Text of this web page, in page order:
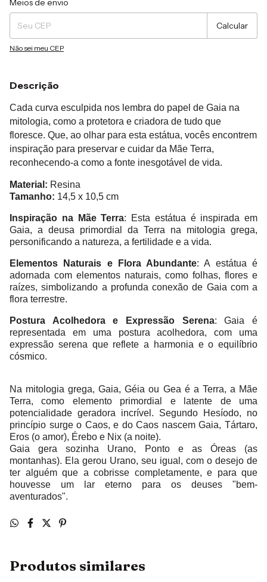
Meios de envio
Calcular
Não sei meu CEP
Descrição
Cada curva esculpida nos lembra do papel de Gaia na
mitologia, como a protetora e criadora de tudo que
floresce. Que, ao olhar para esta estátua, vocês encontrem
inspiração para preservar e cuidar da Mãe Terra,
reconhecendo-a como a fonte inesgotável de vida.
Material: Resina
Tamanho: 14,5 x 10,5 cm
Inspiração na Mãe Terra: Esta estátua é inspirada em
Gaia, a deusa primordial da Terra na mitologia grega,
personificando a natureza, a fertilidade e a vida.
Elementos Naturais e Flora Abundante: A estátua é
adornada com elementos naturais, como folhas, flores e
raízes, simbolizando a profunda conexão de Gaia com a
flora terrestre.
Postura Acolhedora e Expressão Serena: Gaia é
representada em uma postura acolhedora, com uma
expressão serena que reflete a harmonia e o equilíbrio
cósmico.
Na mitologia grega, Gaia, Géia ou Gea é a Terra, a Mãe
Terra, como elemento primordial e latente de uma
potencialidade geradora incrível. Segundo Hesíodo, no
princípio surge o Caos, e do Caos nascem Gaia, Tártaro,
Eros (o amor), Érebo e Nix (a noite).
Gaia gera sozinha Urano, Ponto e as Óreas (as
montanhas). Ela gerou Urano, seu igual, com o desejo de
ter alguém que a cobrisse completamente, e para que
houvesse um lar eterno para os deuses "bem-
aventurados".
Produtos similares